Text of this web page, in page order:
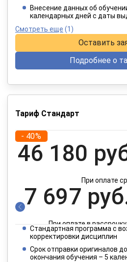
При оплате в рассрочку
Внесение данных об
календарных дней с даты
Смотреть еще (1)
Оставить
Подробнее о
Тариф Стандарт
- 40%
46 180
При оплате
7 697
При оплате в
3 849
Стандартная программа с
корректировки дисциплин
Срок отправки оригиналов
окончания обучения – 5